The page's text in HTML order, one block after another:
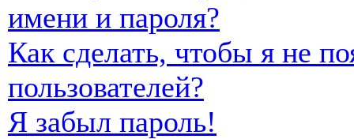
имени и пароля?
Как сделать, чтобы я не
пользователей?
Я забыл пароль!